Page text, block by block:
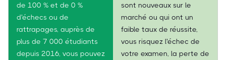
de 100 % et de 0 %
d'échecs ou de
rattrapages, auprès de
plus de 7 000 étudiants
depuis 2016, vous pouvez
sont nouveaux sur le
marché ou qui ont un
faible taux de réussite,
vous risquez l'échec de
votre examen, la perte de